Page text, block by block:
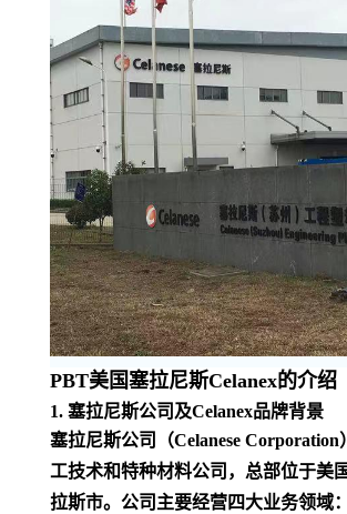
PBT美国塞拉尼斯Celanex的介绍
1. 塞拉尼斯公司及Celanex品牌背景
塞拉尼斯公司（Celanese Corporation
工技术和特种材料公司，总部位于美
拉斯市。公司主要经营四大业务领域